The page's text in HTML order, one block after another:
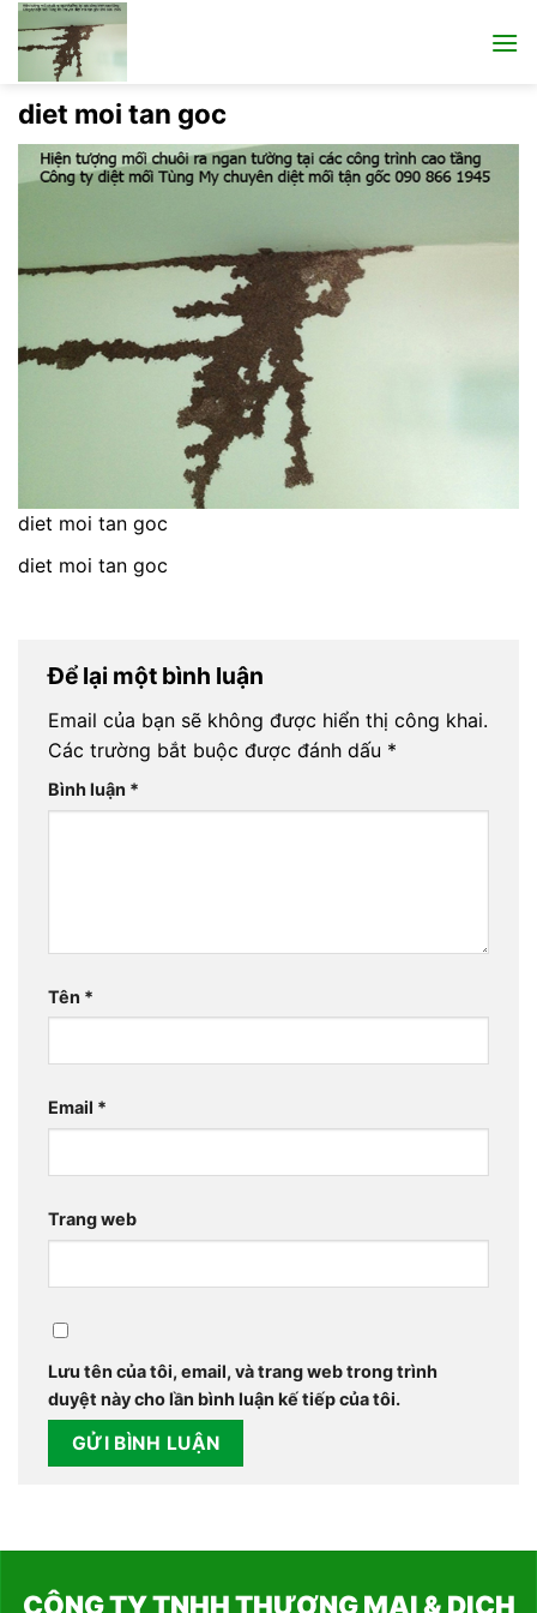
Bỏ
qua
dungdiet moi tan goc
diet moi tan goc
diet moi tan goc
Để lại một bình luận
Email của bạn sẽ không được hiển thị công khai.
Các trường bắt buộc được đánh dấu *
Bình luận *
Tên *
Email *
Trang web
Lưu tên của tôi, email, và trang web trong trình
duyệt này cho lần bình luận kế tiếp của tôi.
CÔNG TY TNHH THƯƠNG MẠI & DỊCH